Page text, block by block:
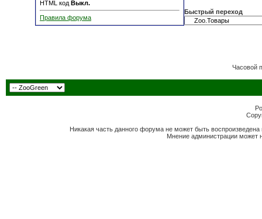
HTML код Выкл.
Правила форума
Быстрый переход
Часовой
Никакая часть данного форума не может быть
Мнение администрации может